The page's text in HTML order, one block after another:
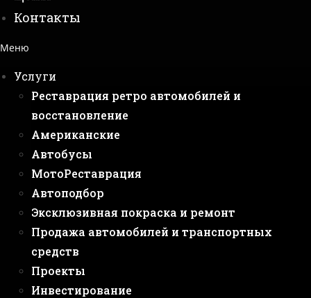
Контакты
Меню
Услуги
Реставрация ретро автомобилей и
восстановление
Американские
Автобусы
МотоРеставрация
Автоподбор
Эксклюзивная покраска и ремонт
Продажа автомобилей и транспортных
средств
Проекты
Инвестирование